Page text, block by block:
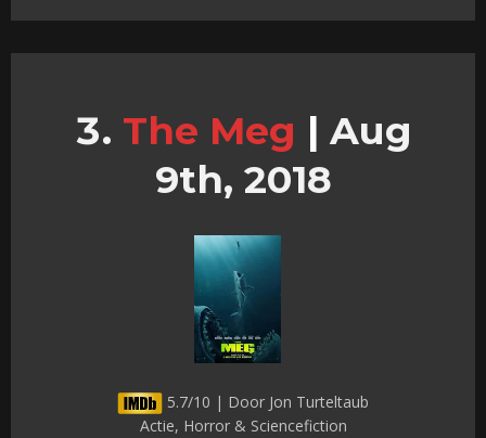
The Meg | Aug
9th, 2018
5.7/10 | Door Jon Turteltaub
Actie, Horror & Sciencefiction